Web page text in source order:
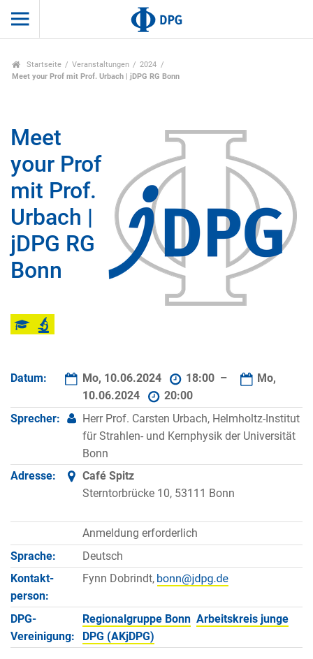
Startseite Veranstaltungen
2024
Meet your Prof mit Prof. Urbach | jDPG RG Bonn
Meet
your Prof
mit Prof.
Urbach |
jDPG RG
Bonn
Datum: Mo, 10.06.2024 18:00 –
Mo,
10.06.2024
20:00
Sprecher:
Herr Prof. Carsten Urbach, Helmholtz-Institut
für Strahlen- und Kernphysik der Universität
Bonn
Adresse:
Café Spitz
Sterntorbrücke 10, 53111 Bonn
Anmeldung erforderlich
Sprache:
Deutsch
Kontakt­
person:
Fynn Dobrindt,
DPG-
Vereinigung:
Regionalgruppe Bonn Arbeitskreis junge
DPG (AKjDPG)